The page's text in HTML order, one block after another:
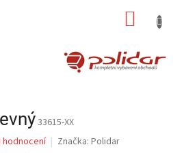
33615-XX
Značka: Polidar